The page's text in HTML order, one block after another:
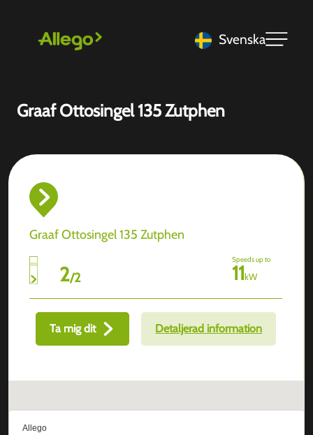
Svenska
Graaf Ottosingel 135 Zutphen
Graaf Ottosingel 135 Zutphen
2/2
Speeds up to
11kW
Ta mig dit Detaljerad information